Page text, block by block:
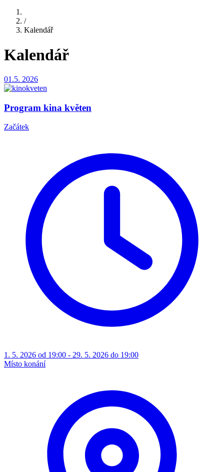
/
Kalendář
Kalendář
01.5. 2026
Program kina květen
Začátek
1. 5. 2026 od 19:00 - 29. 5. 2026 do 19:00
Místo konání